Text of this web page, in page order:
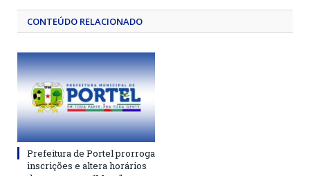
CONTEÚDO RELACIONADO
Prefeitura de Portel prorroga
inscrições e altera horários